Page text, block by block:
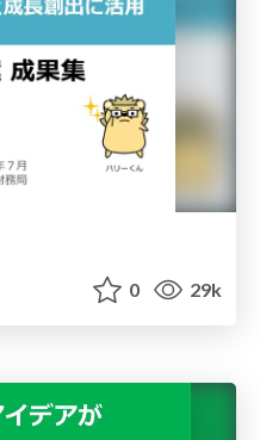
0 29k